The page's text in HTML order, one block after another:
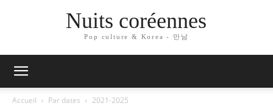
Nuits coréennes
Pop culture & Korea - 만남
Accueil Par dates 2021-2025